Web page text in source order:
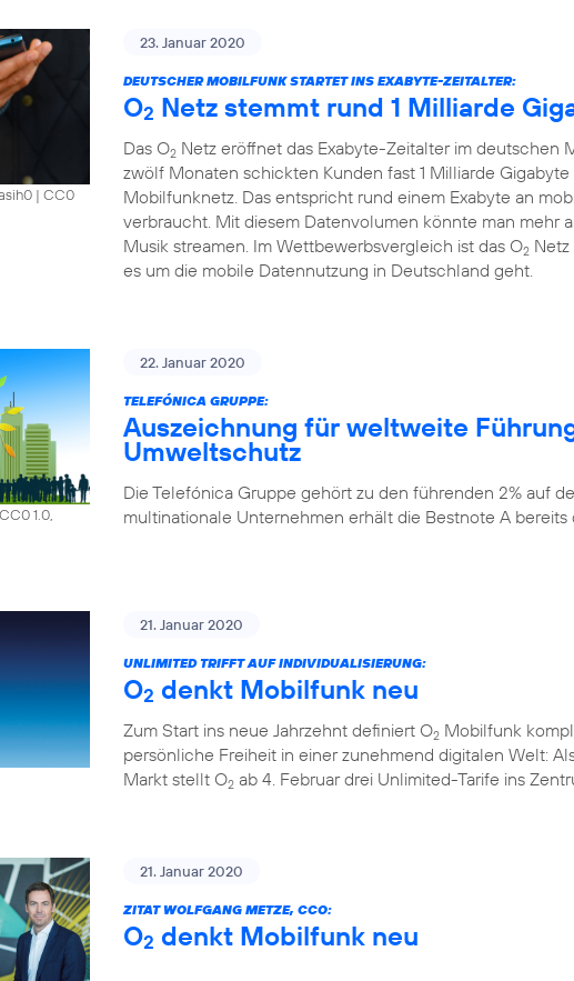
| CC0
23. Januar 2020
DEUTSCHER MOBILFUNK STARTET INS EXABYTE-ZEITALTER:
O2 Netz stemmt rund 1 Milliarde
Das O2 Netz eröffnet das Exabyte-Zeitalter im deutschen
zwölf Monaten schickten Kunden fast 1 Milliarde
Mobilfunknetz. Das entspricht rund einem Exabyte an
verbraucht. Mit diesem Datenvolumen könnte man mehr
Musik streamen. Im Wettbewerbsvergleich ist das O2
es um die mobile Datennutzung in Deutschland geht.
CC0 1.0,
22. Januar 2020
TELEFÓNICA GRUPPE:
Auszeichnung für weltweite
Umweltschutz
Die Telefónica Gruppe gehört zu den führenden 2% auf
multinationale Unternehmen erhält die Bestnote A bereits
21. Januar 2020
UNLIMITED TRIFFT AUF INDIVIDUALISIERUNG:
O2 denkt Mobilfunk neu
Zum Start ins neue Jahrzehnt definiert O2 Mobilfunk
persönliche Freiheit in einer zunehmend digitalen Welt:
Markt stellt O2 ab 4. Februar drei Unlimited-Tarife ins
21. Januar 2020
ZITAT WOLFGANG METZE, CCO:
O2 denkt Mobilfunk neu